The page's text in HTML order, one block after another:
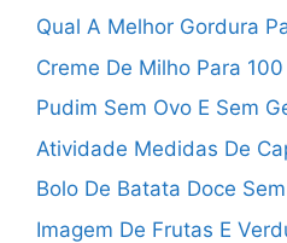
Qual A Melhor Gordura
Creme De Milho Para
Pudim Sem Ovo E Sem
Atividade Medidas De
Bolo De Batata Doce
Imagem De Frutas E